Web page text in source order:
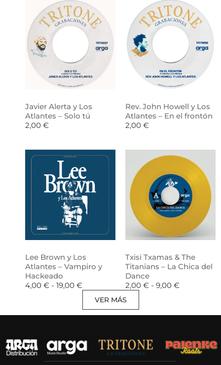
Javier Alerta y Los
Atlantes – Solo tú
2,00 €
Rev. John Howell y Los
Atlantes – En el frontón
2,00 €
Lee Brown y Los
Atlantes – Vampiro y
Hackeado
4,00 € - 19,00 €
Txisi Txamas & The
Titanians – La Chica del
Dance
2,00 € - 9,00 €
VER MÁS